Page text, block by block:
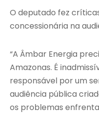
O deputado fez
concessionária na
“A Âmbar Energia
Amazonas. É
responsável por um
audiência pública
os problemas